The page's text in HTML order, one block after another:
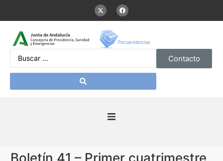
Contacto
Boletín 41 – Primer cuatrimestre